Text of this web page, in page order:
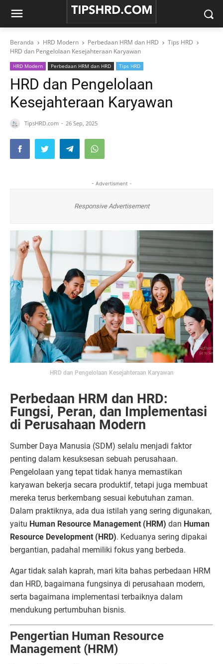
Beranda HRD Modern Perbedaan HRM dan HRD
Tips HRD
HRD dan Pengelolaan Kesejahteraan Karyawan
HRD Modern Perbedaan HRM dan HRD Tips HRD
HRD dan Pengelolaan
Kesejahteraan Karyawan
TipsHRD.com 26 Sep, 2025
- Advertisment -
Responsive Advertisement
HRD dan Pengelolaan Kesejahteraan Karyawan
Perbedaan HRM dan HRD:
Fungsi, Peran, dan Implementasi
di Perusahaan Modern
Sumber Daya Manusia (SDM) selalu menjadi faktor
penting dalam kesuksesan sebuah perusahaan.
Pengelolaan yang tepat tidak hanya memastikan
karyawan bekerja secara produktif, tetapi juga membuat
mereka terus berkembang sesuai kebutuhan zaman.
Dalam praktiknya, ada dua istilah yang sering digunakan,
yaitu Human Resource Management (HRM) dan Human
Resource Development (HRD). Keduanya sering dipakai
bergantian, padahal memiliki fokus yang berbeda.
Agar tidak salah kaprah, mari kita bahas perbedaan HRM
dan HRD, bagaimana fungsinya di perusahaan modern,
serta bagaimana implementasi terbaiknya dalam
mendukung pertumbuhan bisnis.
Pengertian Human Resource
Management (HRM)